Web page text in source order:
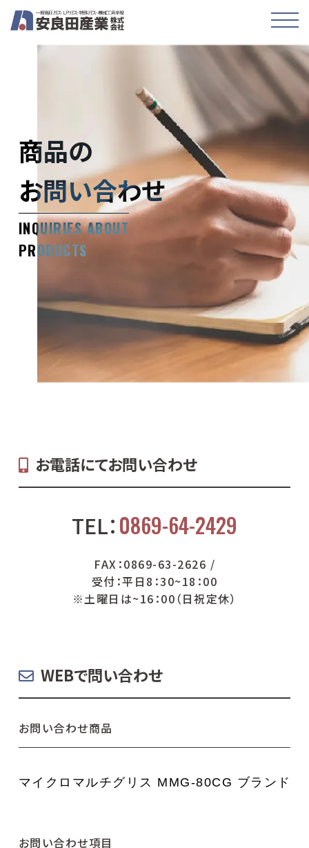
toggle
商品の
お問い合わせ
INQUIRIES ABOUT
PRODUCTS
お電話にてお問い合わせ
TEL：0869-64-2429
FAX：0869-63-2626 /
受付：平日8：30~18：00
※土曜日は~16：00（日祝定休）
WEBで問い合わせ
お問い合わせ商品
お問い合わせ項目